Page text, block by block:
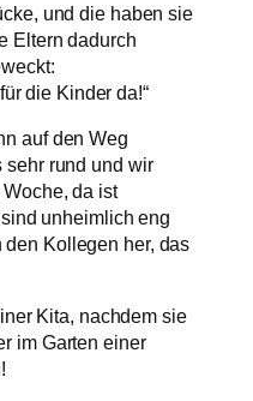
und die haben sie
Eltern dadurch
die Kinder da!“
auf den Weg
rund und wir
da ist
unheimlich eng
Kollegen her, das
Kita, nachdem sie
im Garten einer